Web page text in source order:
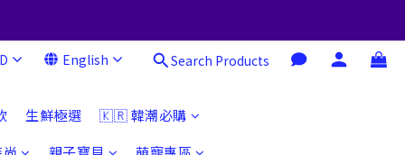
English Search Products
生鮮極選
🇰🇷 韓潮必購